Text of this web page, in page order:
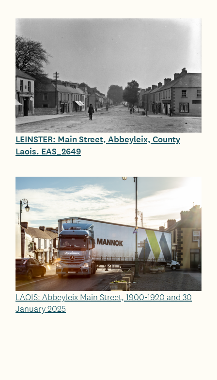
LEINSTER: Main Street, Abbeyleix, County
Laois. EAS_2649
LAOIS: Abbeyleix Main Street, 1900-1920 and 30
January 2025